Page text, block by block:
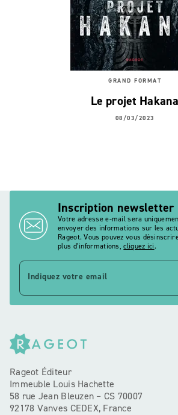
GRAND FORMAT
Le projet Hakana
08/03/2023
Inscription newsletter
Votre adresse e-mail sera
envoyer des informations sur les
Rageot. Vous pouvez vous
plus d’informations,cliquez ici.
Indiquez votre email
Rageot Éditeur
Immeuble Louis Hachette
58 rue Jean Bleuzen – CS 70007
92178 Vanves CEDEX, France